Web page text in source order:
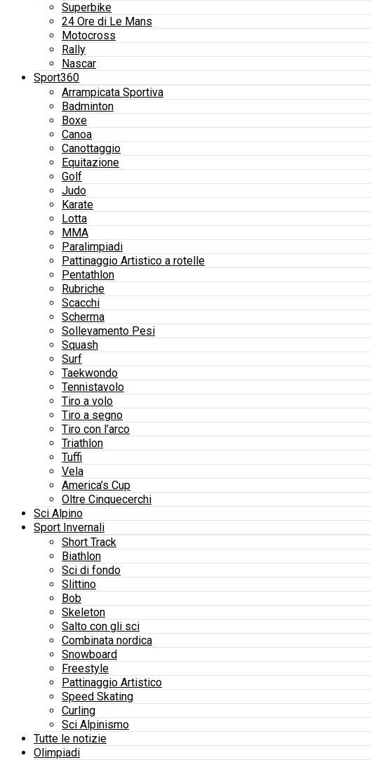
Superbike
24 Ore di Le Mans
Motocross
Rally
Nascar
Sport360
Arrampicata Sportiva
Badminton
Boxe
Canoa
Canottaggio
Equitazione
Golf
Judo
Karate
Lotta
MMA
Paralimpiadi
Pattinaggio Artistico a rotelle
Pentathlon
Rubriche
Scacchi
Scherma
Sollevamento Pesi
Squash
Surf
Taekwondo
Tennistavolo
Tiro a volo
Tiro a segno
Tiro con l’arco
Triathlon
Tuffi
Vela
America’s Cup
Oltre Cinquecerchi
Sci Alpino
Sport Invernali
Short Track
Biathlon
Sci di fondo
Slittino
Bob
Skeleton
Salto con gli sci
Combinata nordica
Snowboard
Freestyle
Pattinaggio Artistico
Speed Skating
Curling
Sci Alpinismo
Tutte le notizie
Olimpiadi